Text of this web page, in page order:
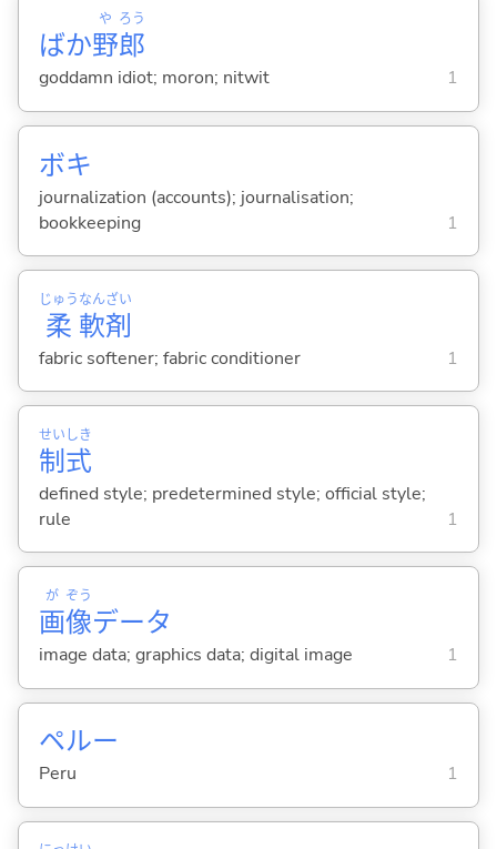
ばか野
や
郎
ろう
goddamn idiot; moron; nitwit 1
ボキ
journalization (accounts); journalisation;
bookkeeping
1
柔
じゅう
軟
なん
剤
ざい
fabric softener; fabric conditioner 1
制
せい
式
しき
defined style; predetermined style; official style;
rule
1
画
が
像
ぞう
データ
image data; graphics data; digital image 1
ペルー
Peru 1